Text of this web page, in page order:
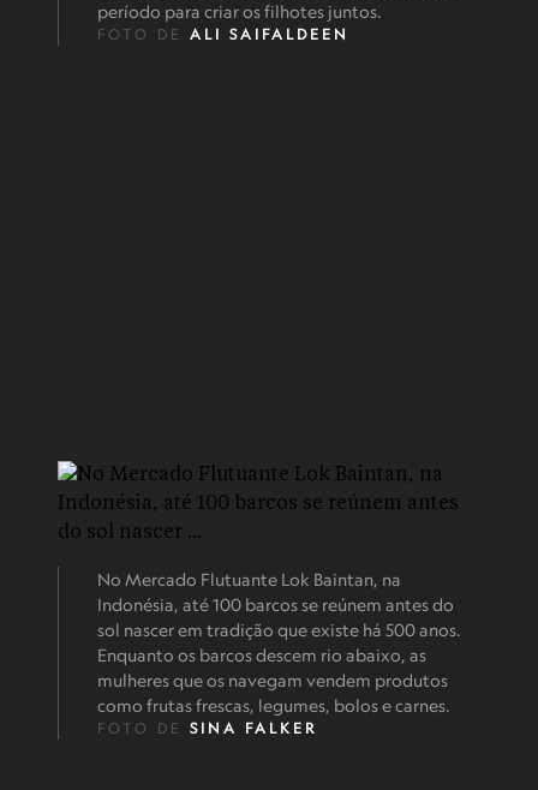
período para criar os filhotes juntos.
FOTO DE ALI SAIFALDEEN
No Mercado Flutuante Lok Baintan, na
Indonésia, até 100 barcos se reúnem antes do
sol nascer em tradição que existe há 500 anos.
Enquanto os barcos descem rio abaixo, as
mulheres que os navegam vendem produtos
como frutas frescas, legumes, bolos e carnes.
FOTO DE SINA FALKER